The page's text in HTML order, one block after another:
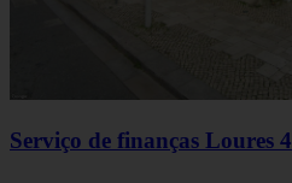
Serviço de finanças Loures 4